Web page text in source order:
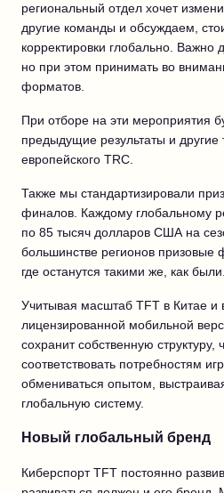
региональный отдел хочет
другие команды и обсуждаем,
корректировки глобально. Важно
но при этом принимать во
форматов.
При отборе на эти мероприятия
предыдущие результаты и другие
европейского TRC.
Также мы стандартизировали
финалов. Каждому глобальному
по 85 тысяч долларов США на
большинстве регионов призовые
где останутся такими же, как были.
Учитывая масштаб TFT в Китае и
лицензированной мобильной
сохранит собственную структуру,
соответствовать потребностям
обмениваться опытом,
глобальную систему.
Новый глобальный бренд
Киберспорт TFT постоянно